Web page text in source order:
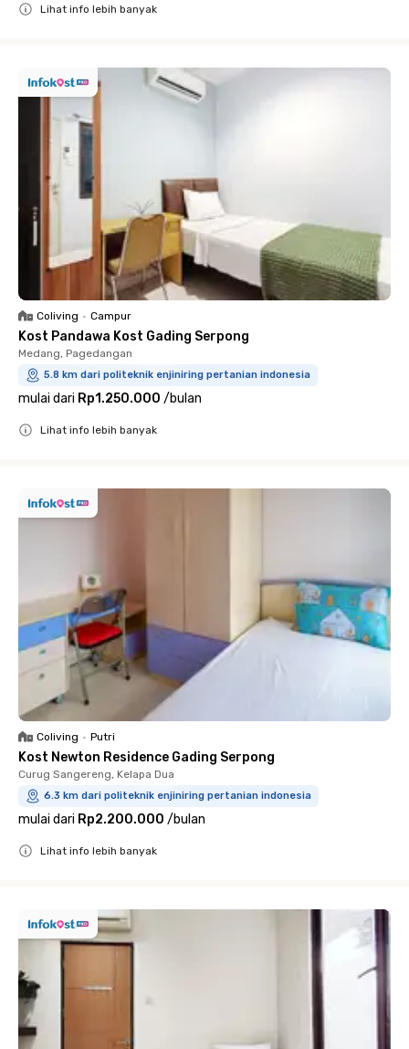
Lihat info lebih banyak
Coliving • Campur
Kost Pandawa Kost Gading Serpong
Medang, Pagedangan
5.8 km dari politeknik enjiniring pertanian indonesia
mulai dari Rp1.250.000 /bulan
Lihat info lebih banyak
Coliving • Putri
Kost Newton Residence Gading Serpong
Curug Sangereng, Kelapa Dua
6.3 km dari politeknik enjiniring pertanian indonesia
mulai dari Rp2.200.000 /bulan
Lihat info lebih banyak